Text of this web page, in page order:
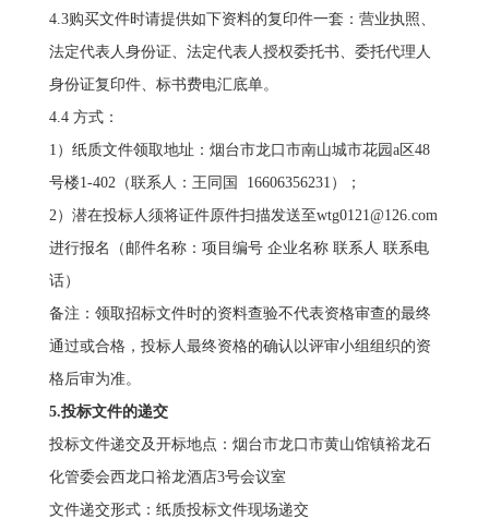
4.3购买文件时请提供如下资料的复印件一套：营业执照、
法定代表人身份证、法定代表人授权委托书、委托代理人
身份证复印件、标书费电汇底单。
4.4 方式：
1）纸质文件领取地址：烟台市龙口市南山城市花园a区48
号楼1-402（联系人：王同国 16606356231）；
2）潜在投标人须将证件原件扫描发送至wtg0121@126.com
进行报名（邮件名称：项目编号 企业名称 联系人 联系电
话）
备注：领取招标文件时的资料查验不代表资格审查的最终
通过或合格，投标人最终资格的确认以评审小组组织的资
格后审为准。
5.投标文件的递交
投标文件递交及开标地点：烟台市龙口市黄山馆镇裕龙石
化管委会西龙口裕龙酒店3号会议室
文件递交形式：纸质投标文件现场递交